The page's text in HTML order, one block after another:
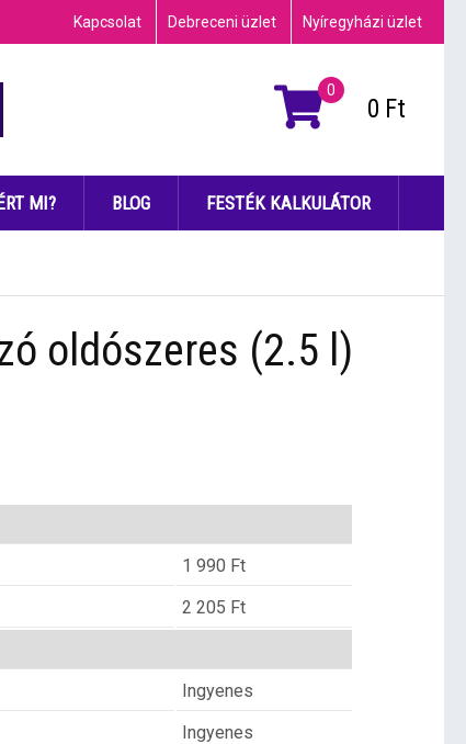
Kapcsolat Debreceni üzlet Nyíregyházi üzlet
0
0 Ft
MI? BLOG FESTÉK KALKULÁTOR
oldószeres (2.5 l)
1 990 Ft
2 205 Ft
Ingyenes
Ingyenes